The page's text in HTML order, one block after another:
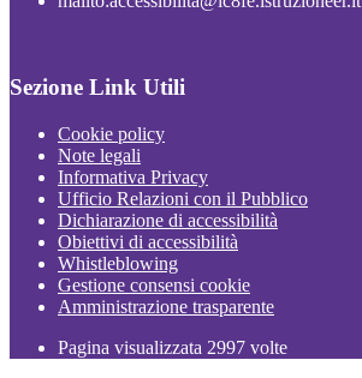
Sezione Link Utili
Cookie policy
Note legali
Informativa Privacy
Ufficio Relazioni con il Pubblico
Dichiarazione di accessibilità
Obiettivi di accessibilità
Whistleblowing
Gestione consensi cookie
Amministrazione trasparente
Pagina visualizzata 2997 volte